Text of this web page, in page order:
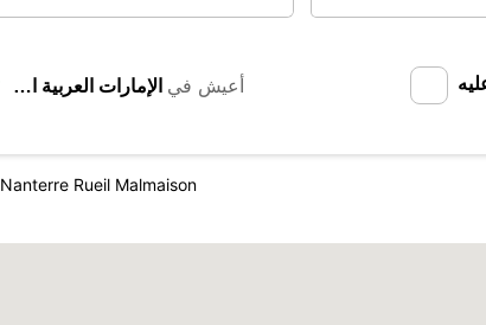
أعيش في
Nanterre Rueil Malmaison